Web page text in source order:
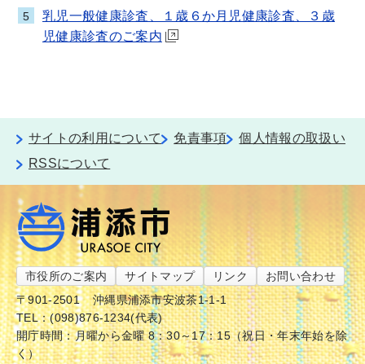
5
乳児一般健康診査、１歳６か月児健康診査、３歳
児健康診査のご案内
サイトの利用について 免責事項
個人情報の取扱い
RSSについて
市役所のご案内 サイトマップ リンク
お問い合わせ
〒901-2501
沖縄県浦添市安波茶1-1-1
TEL：(098)876-1234(代表)
開庁時間：月曜から金曜 8：30～17：15（祝日・年末年始を除
く）